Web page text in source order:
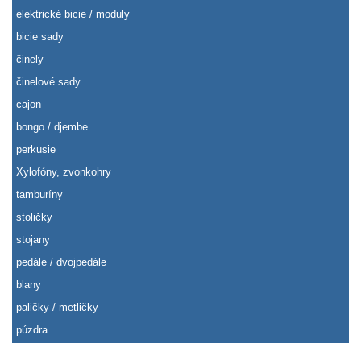
elektrické bicie / moduly
bicie sady
činely
činelové sady
cajon
bongo / djembe
perkusie
Xylofóny, zvonkohry
tamburíny
stoličky
stojany
pedále / dvojpedále
blany
paličky / metličky
púzdra